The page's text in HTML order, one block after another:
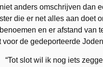
anders omschrijven dan
die er net alles aan doet
en er afstand van
voor de gedeporteerde
“Tot slot wil ik nog iets